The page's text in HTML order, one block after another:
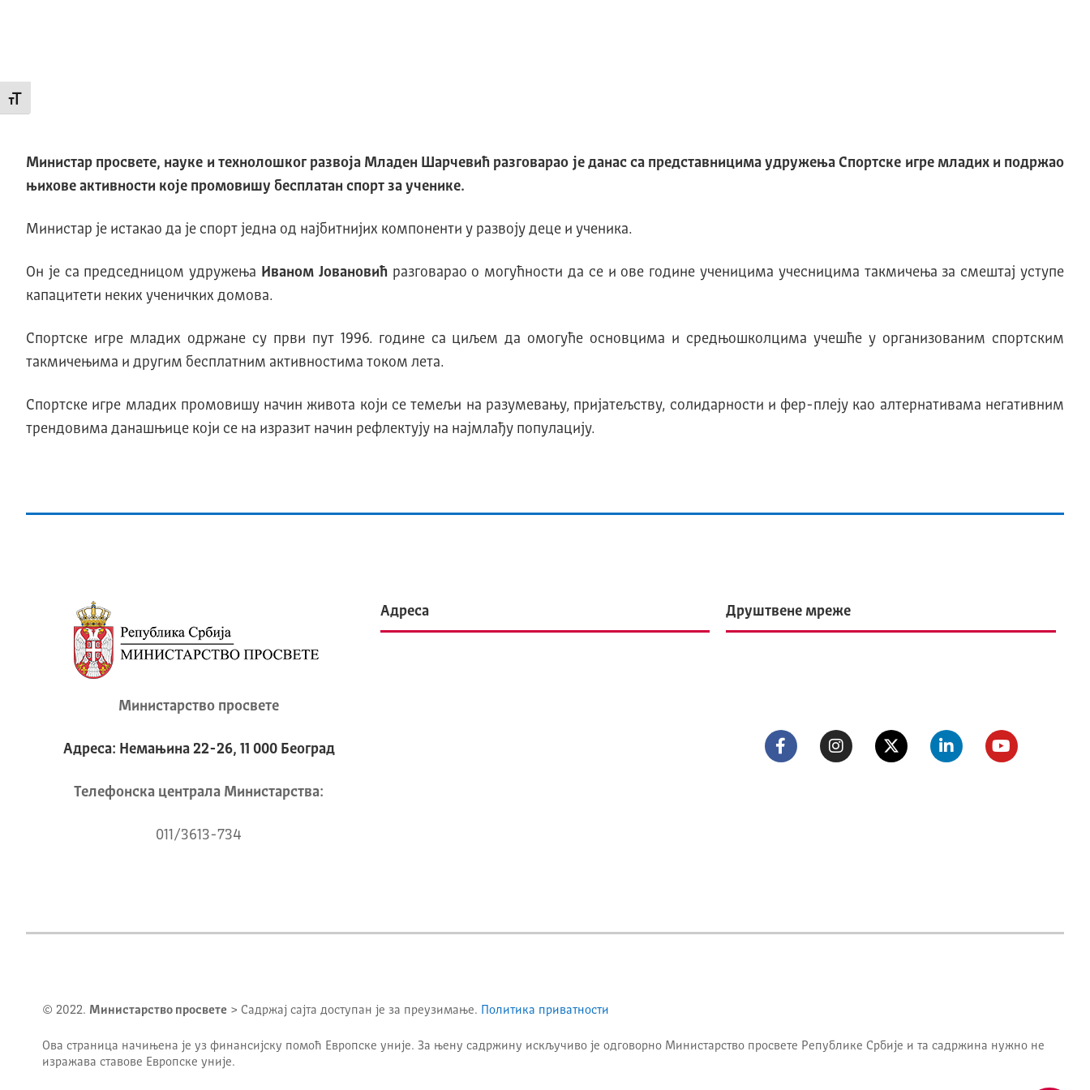
Промени величину слова
Министар просвете, науке и технолошког развоја Младен Шарчевић разговарао је данас са представницима удружења Спортске игре младих и подржао
њихове активности које промовишу бесплатан спорт за ученике.
Министар је истакао да је спорт једна од најбитнијих компоненти у развоју деце и ученика.
Он је са председницом удружења Иваном Јовановићразговарао о могућности да се и ове године ученицима учесницима такмичења за смештај уступе
капацитети неких ученичких домова.
Спортске игре младих одржане су први пут 1996. године са циљем да омогуће основцима и средњошколцима учешће у организованим спортским
такмичењима и другим бесплатним активностима током лета.
Спортске игре младих промовишу начин живота који се темељи на разумевању, пријатељству, солидарности и фeр-плеју као алтернативама негативним
трендовима данашњице који се на изразит начин рефлектују на најмлађу популацију.
Министарство просвете
Адреса: Немањина 22-26, 11 000 Београд
Телeфонска централа Mинистарства:
011/3613-734
Адреса Друштвене мреже
© 2022. Министарство просвете > Садржај сајта доступан је за преузимање. Политика приватности
Ова страница начињена је уз финансијску помоћ Европске уније. За њену садржину искључиво је одговорно Министарство просвете Републике Србије и та садржина нужно не
изражава ставове Европске уније.